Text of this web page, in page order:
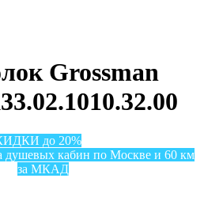
Grossman
до 20%
душевых кабин по Москве и 60 км
за МКАД